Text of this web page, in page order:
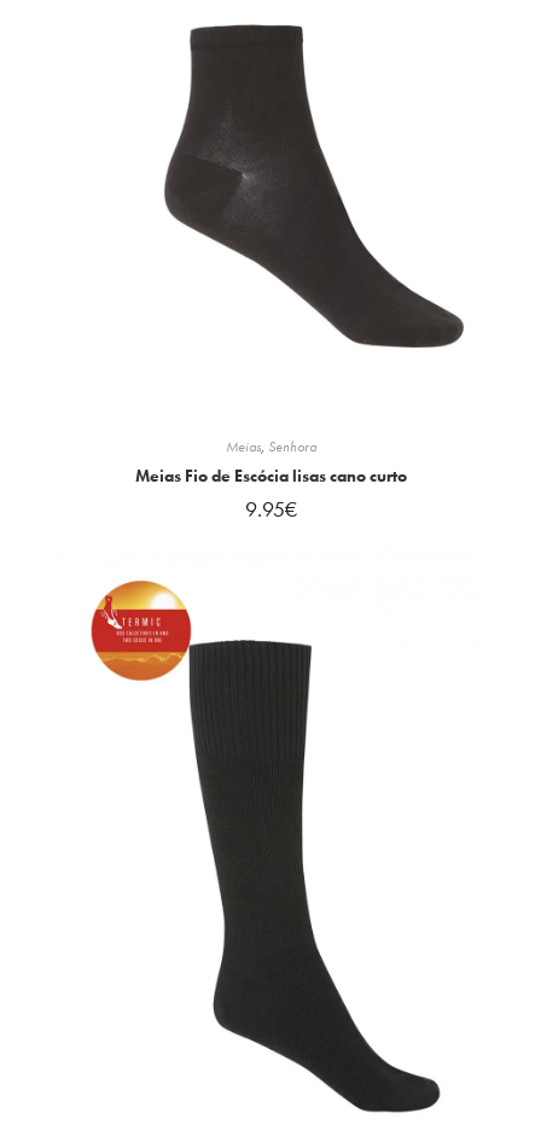
Meias, Senhora
Meias Fio de Escócia lisas cano curto
9.95€